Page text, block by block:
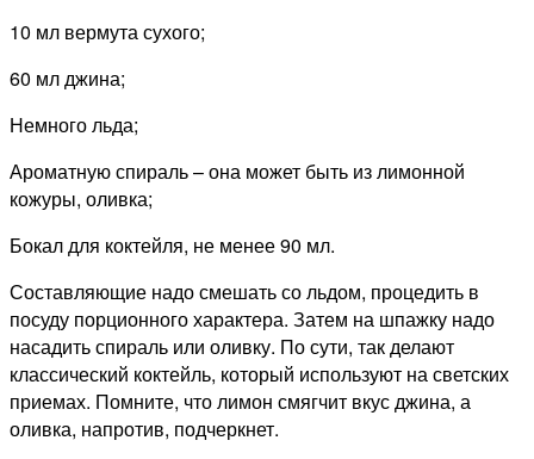
10 мл вермута сухого;
60 мл джина;
Немного льда;
Ароматную спираль – она может быть из лимонной
кожуры, оливка;
Бокал для коктейля, не менее 90 мл.
Составляющие надо смешать со льдом, процедить в
посуду порционного характера. Затем на шпажку надо
насадить спираль или оливку. По сути, так делают
классический коктейль, который используют на светских
приемах. Помните, что лимон смягчит вкус джина, а
оливка, напротив, подчеркнет.